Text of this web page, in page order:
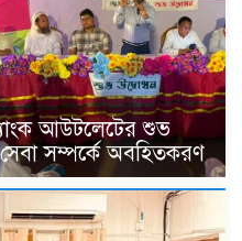
আউটলেটের শুভ
সেবা সম্পর্কে অবহিতকরণ